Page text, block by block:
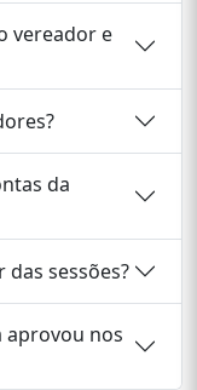
vereador e
da
sessões?
aprovou nos